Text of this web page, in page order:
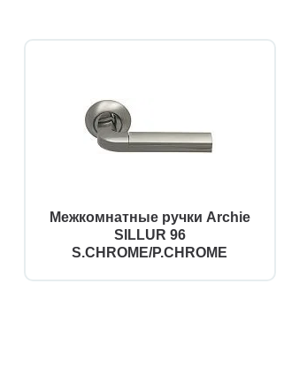
Межкомнатные ручки Archie
SILLUR 96
S.CHROME/P.CHROME